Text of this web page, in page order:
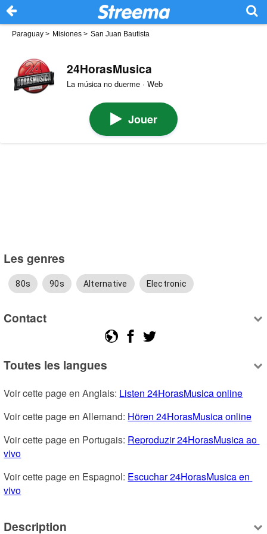
Paraguay > Misiones > San Juan Bautista
24HorasMusica
La música no duerme · Web
Jouer
Les genres
80s 90s Alternative Electronic
Contact
Toutes les langues
Voir cette page en Anglais: Listen 24HorasMusica online
Voir cette page en Allemand: Hören 24HorasMusica online
Voir cette page en Portugais: Reproduzir 24HorasMusica ao
vivo
Voir cette page en Espagnol: Escuchar 24HorasMusica en
vivo
Description